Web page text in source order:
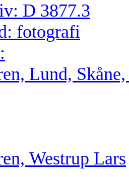
D 3877.3
fotografi
Lund,
Westrup Lars